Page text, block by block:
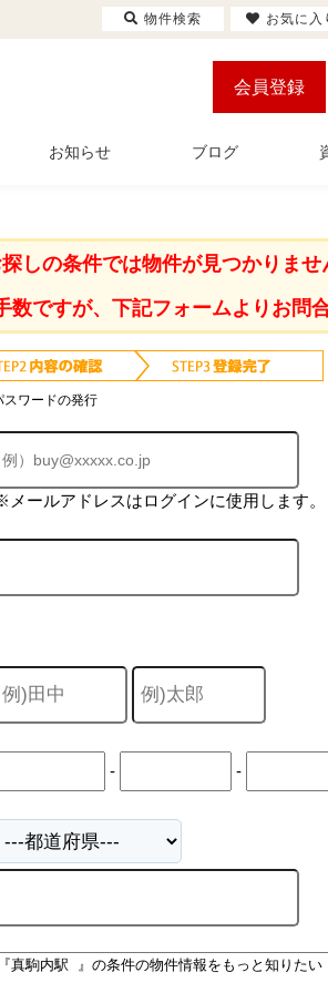
会員登録
お知らせ ブログ
しの条件では物件が見つかりませ
数ですが、下記フォームよりお問
スワードの発行
メールアドレスはログインに使用します。
- -
物件検索 お気に入